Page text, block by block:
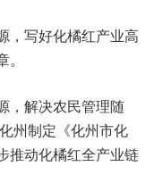
，写好化橘红产业高
，解决农民管理随
州制定《化州市化
推动化橘红全产业链